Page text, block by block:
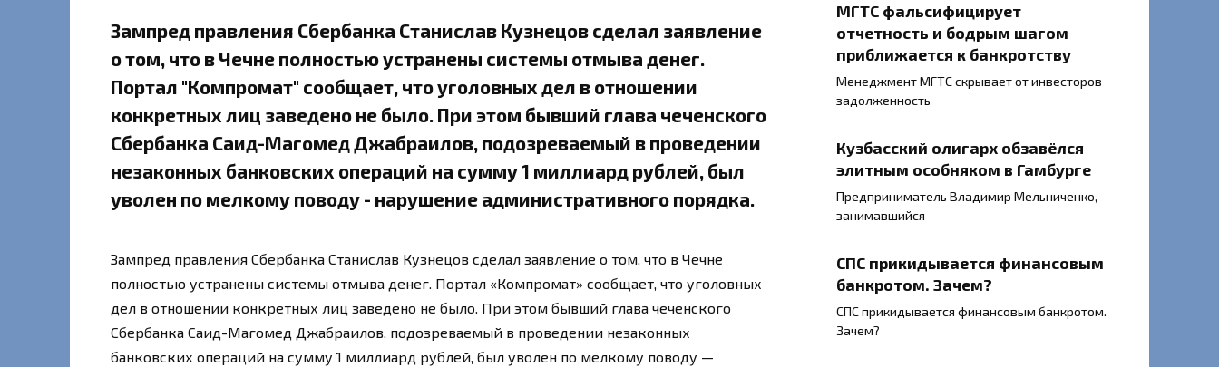
Зампред правления Сбербанка Станислав Кузнецов сделал заявление
о том, что в Чечне полностью устранены системы отмыва денег.
Портал "Компромат" сообщает, что уголовных дел в отношении
конкретных лиц заведено не было. При этом бывший глава чеченского
Сбербанка Саид-Магомед Джабраилов, подозреваемый в проведении
незаконных банковских операций на сумму 1 миллиард рублей, был
уволен по мелкому поводу - нарушение административного порядка.
Зампред правления Сбербанка Станислав Кузнецов сделал заявление о том, что в Чечне
полностью устранены системы отмыва денег. Портал «Компромат» сообщает, что уголовных
дел в отношении конкретных лиц заведено не было. При этом бывший глава чеченского
Сбербанка Саид-Магомед Джабраилов, подозреваемый в проведении незаконных
банковских операций на сумму 1 миллиард рублей, был уволен по мелкому поводу —
МГТС фальсифицирует
отчетность и бодрым шагом
приближается к банкротству
Менеджмент МГТС скрывает от инвесторов
задолженность
Кузбасский олигарх обзавёлся
элитным особняком в Гамбурге
Предприниматель Владимир Мельниченко,
занимавшийся
СПС прикидывается финансовым
банкротом. Зачем?
СПС прикидывается финансовым банкротом.
Зачем?